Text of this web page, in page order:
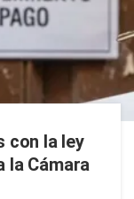
con la ley
la Cámara